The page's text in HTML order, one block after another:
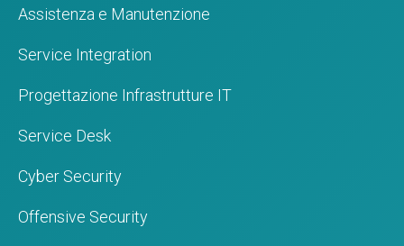
Assistenza e Manutenzione
Service Integration
Progettazione Infrastrutture IT
Service Desk
Cyber Security
Offensive Security